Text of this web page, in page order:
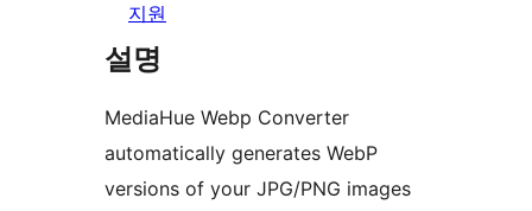
지원
설명
MediaHue Webp Converter
automatically generates WebP
versions of your JPG/PNG images